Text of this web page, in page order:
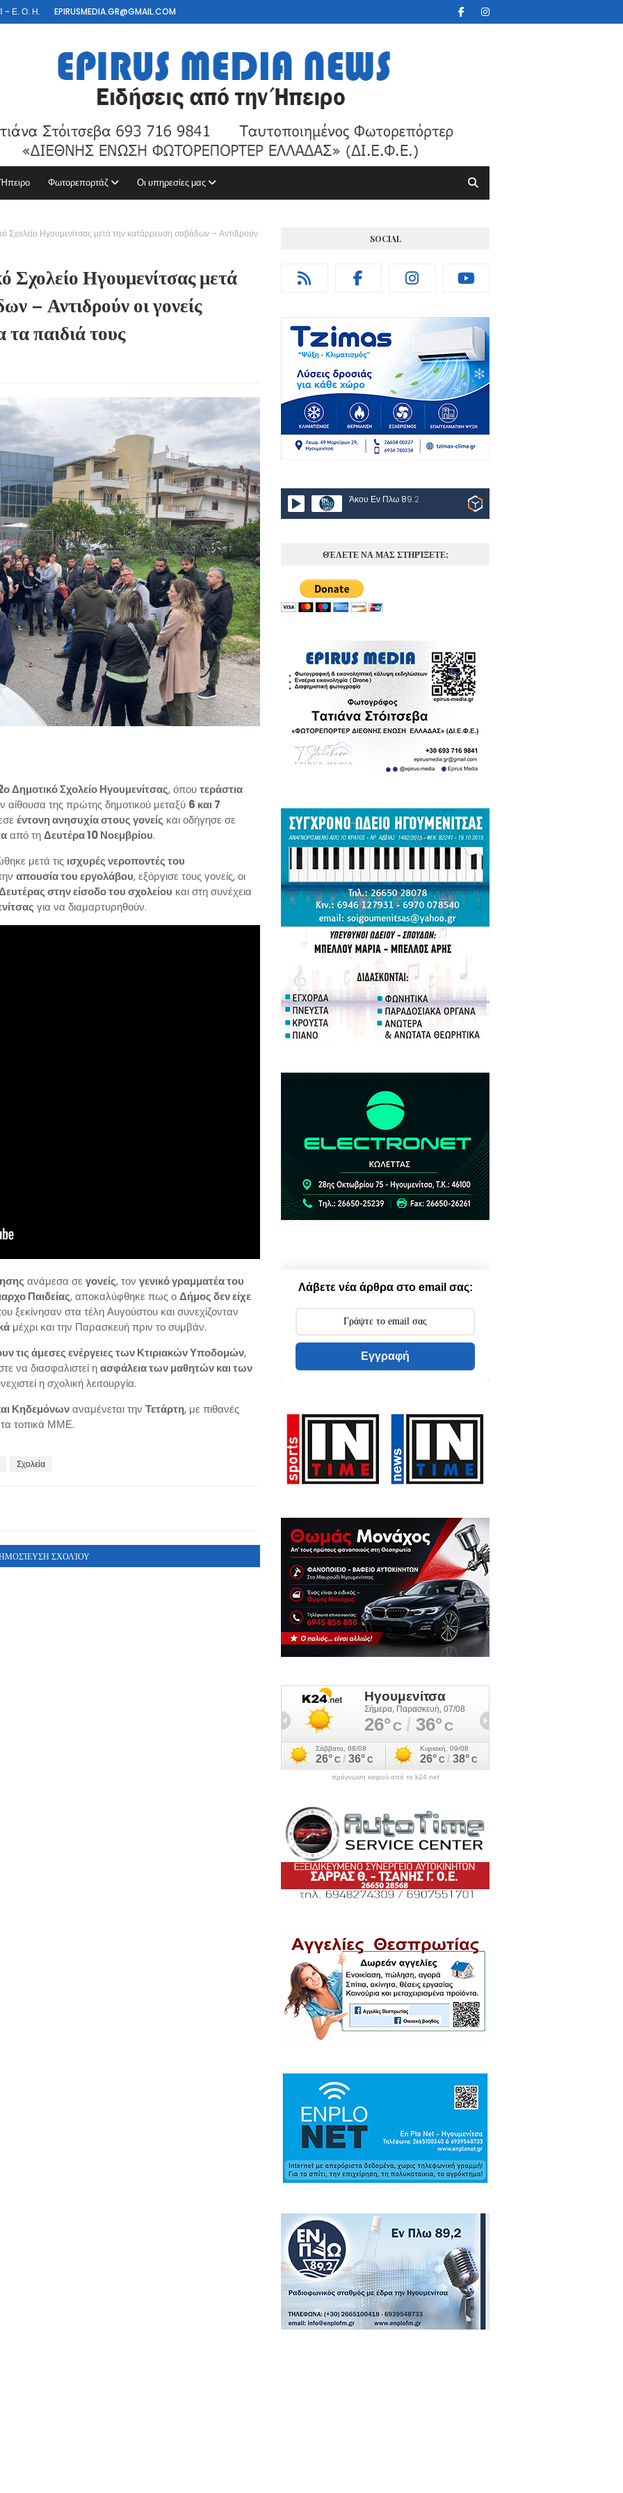
- Ε. Ο. Η. EPIRUSMEDIA.GR@GMAIL.COM
Φωτορεπορτάζ Οι υπηρεσίες μας
Σχολείο Ηγουμενίτσας μετά την κατάρρευση σοβάδων – Αντιδρούν
Σχολείο Ηγουμενίτσας μετά
– Αντιδρούν οι γονείς
τα παιδιά τους
Δημοτικό Σχολείο Ηγουμενίτσας, όπουτεράστια
αίθουσα της πρώτης δημοτικού μεταξύ 6 και 7
έντονη ανησυχία στους γονείς και οδήγησε σε
από τηΔευτέρα 10 Νοεμβρίου.
μετά τις ισχυρές νεροποντές του
απουσία του εργολάβου, εξόργισε τους γονείς, οι
στην είσοδο του σχολείου και στη συνέχεια
για να διαμαρτυρηθούν.
ανάμεσα σεγονείς, τον γενικό γραμματέα του
Παιδείας, αποκαλύφθηκε πως οΔήμος δεν είχε
ξεκίνησαν στα τέλη Αυγούστου και συνεχίζονταν
μέχρι και την Παρασκευή πριν το συμβάν.
τις άμεσες ενέργειες των Κτιριακών Υποδομών,
να διασφαλιστεί ηασφάλεια των μαθητών και των
η σχολική λειτουργία.
Κηδεμόνωναναμένεται την Τετάρτη, με πιθανές
τα τοπικά ΜΜΕ.
Σχολεία
ΣΧΟΛΊΟΥ
SOCIAL
Άκου Εν Πλω 89.2
ΘΈΛΕΤΕ ΝΑ ΜΑΣ ΣΤΗΡΊΞΕΤΕ;
Λάβετε νέα άρθρα στο email σας:
Εγγραφή
πρόγνωση καιρού από το k24.net